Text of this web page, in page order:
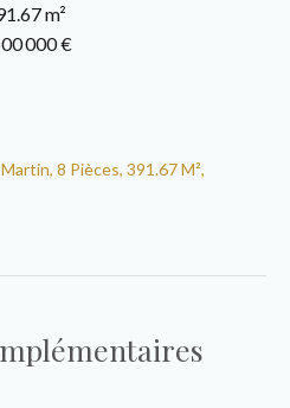
m²
000 €
8 Pièces, 391.67 M²,